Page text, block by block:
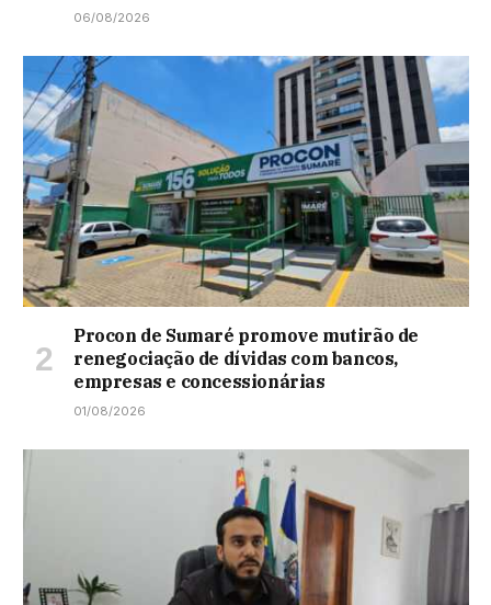
06/08/2026
Procon de Sumaré promove mutirão de
renegociação de dívidas com bancos,
empresas e concessionárias
01/08/2026